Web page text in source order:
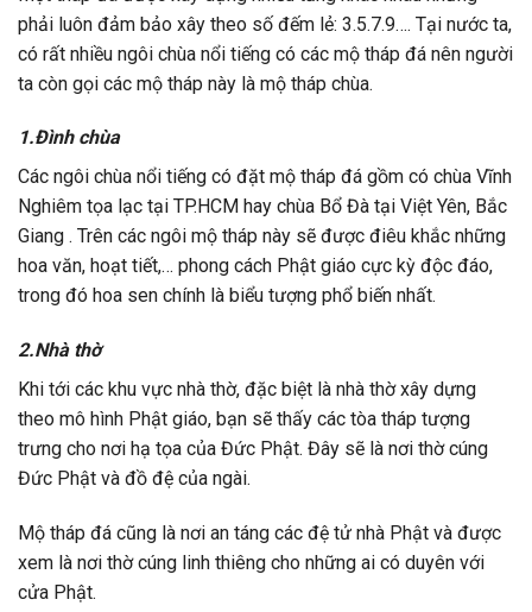
phải luôn đảm bảo xây theo số đếm lẻ: 3.5.7.9…. Tại nước ta,
có rất nhiều ngôi chùa nổi tiếng có các mộ tháp đá nên người
ta còn gọi các mộ tháp này là mộ tháp chùa.
1.Đình chùa
Các ngôi chùa nổi tiếng có đặt mộ tháp đá gồm có chùa Vĩnh
Nghiêm tọa lạc tại TP.HCM hay chùa Bổ Đà tại Việt Yên, Bắc
Giang . Trên các ngôi mộ tháp này sẽ được điêu khắc những
hoa văn, hoạt tiết,… phong cách Phật giáo cực kỳ độc đáo,
trong đó hoa sen chính là biểu tượng phổ biến nhất.
2.Nhà thờ
Khi tới các khu vực nhà thờ, đặc biệt là nhà thờ xây dựng
theo mô hình Phật giáo, bạn sẽ thấy các tòa tháp tượng
trưng cho nơi hạ tọa của Đức Phật. Đây sẽ là nơi thờ cúng
Đức Phật và đồ đệ của ngài.
Mộ tháp đá cũng là nơi an táng các đệ tử nhà Phật và được
xem là nơi thờ cúng linh thiêng cho những ai có duyên với
cửa Phật.